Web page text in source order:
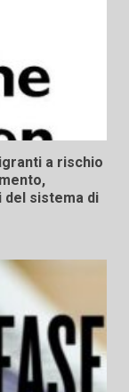
a rischio
sistema di